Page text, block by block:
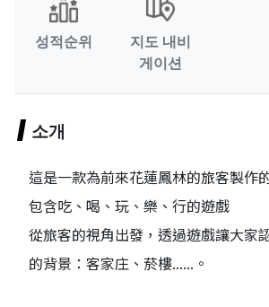
성적순위
지도 내비
게이션
소개
這是一款為前來花蓮鳳林的旅客製作
包含吃、喝、玩、樂、行的遊戲
從旅客的視角出發，透過遊戲讓大家
的背景：客家庄、菸樓......。